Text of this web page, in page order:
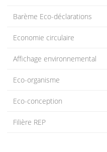
Barème Eco-déclarations
Economie circulaire
Affichage environnemental
Eco-organisme
Eco-conception
Filière REP